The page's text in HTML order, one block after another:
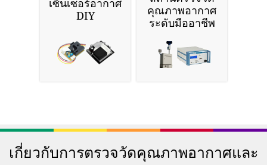
เซ็นเซอร์อากาศ
DIY
คุณภาพอากาศ
ระดับมืออาชีพ
เกี่ยวกับการตรวจวัดคุณภาพอากาศและ